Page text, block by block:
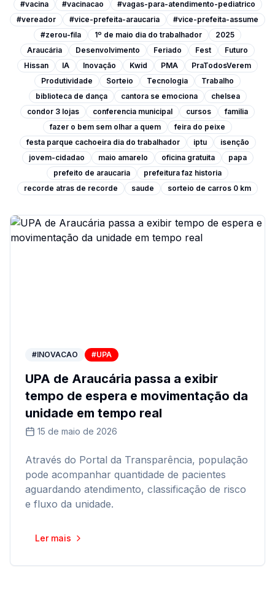
#vacina #vacinacao
#vagas-para-atendimento-pediatrico
#vereador
#vice-prefeita-araucaria
#vice-prefeita-assume
#zerou-fila
1º de maio dia do trabalhador
2025
Araucária
Desenvolvimento Feriado Fest
Futuro
Hissan
IA Inovação Kwid PMA
PraTodosVerem
Produtividade
Sorteio Tecnologia
Trabalho
biblioteca de dança
cantora se emociona
chelsea
condor 3 lojas
conferencia municipal cursos
familia
fazer o bem sem olhar a quem
feira do peixe
festa parque cachoeira dia do trabalhador
iptu
isenção
jovem-cidadao
maio amarelo oficina gratuita
papa
prefeito de araucaria
prefeitura faz historia
recorde atras de recorde
saude sorteio de carros 0 km
#INOVACAO #UPA
UPA de Araucária passa a exibir
tempo de espera e movimentação da
unidade em tempo real
15 de maio de 2026
Através do Portal da Transparência, população
pode acompanhar quantidade de pacientes
aguardando atendimento, classificação de risco
e fluxo da unidade.
Ler mais